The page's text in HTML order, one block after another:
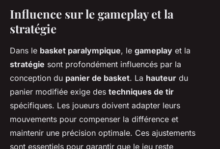
Influence sur le gameplay et la
stratégie
Dans le basket paralympique, le gameplay et la
stratégie sont profondément influencés par la
conception du panier de basket. La hauteur du
panier modifiée exige des techniques de tir
spécifiques. Les joueurs doivent adapter leurs
mouvements pour compenser la différence et
maintenir une précision optimale. Ces ajustements
sont essentiels pour garantir que le jeu reste